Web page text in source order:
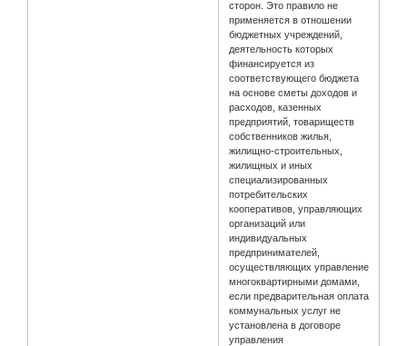
сторон. Это правило не
применяется в отношении
бюджетных учреждений,
деятельность которых
финансируется из
соответствующего бюджета
на основе сметы доходов и
расходов, казенных
предприятий, товариществ
собственников жилья,
жилищно-строительных,
жилищных и иных
специализированных
потребительских
кооперативов, управляющих
организаций или
индивидуальных
предпринимателей,
осуществляющих управление
многоквартирными домами,
если предварительная оплата
коммунальных услуг не
установлена в договоре
управления